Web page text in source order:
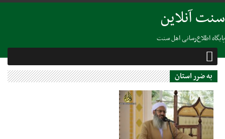
سنت آنلاین
پایگاه اطلاع‌رسانی اهل سنت
به ضرر استان